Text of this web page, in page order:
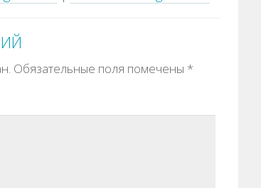
Обязательные поля помечены *